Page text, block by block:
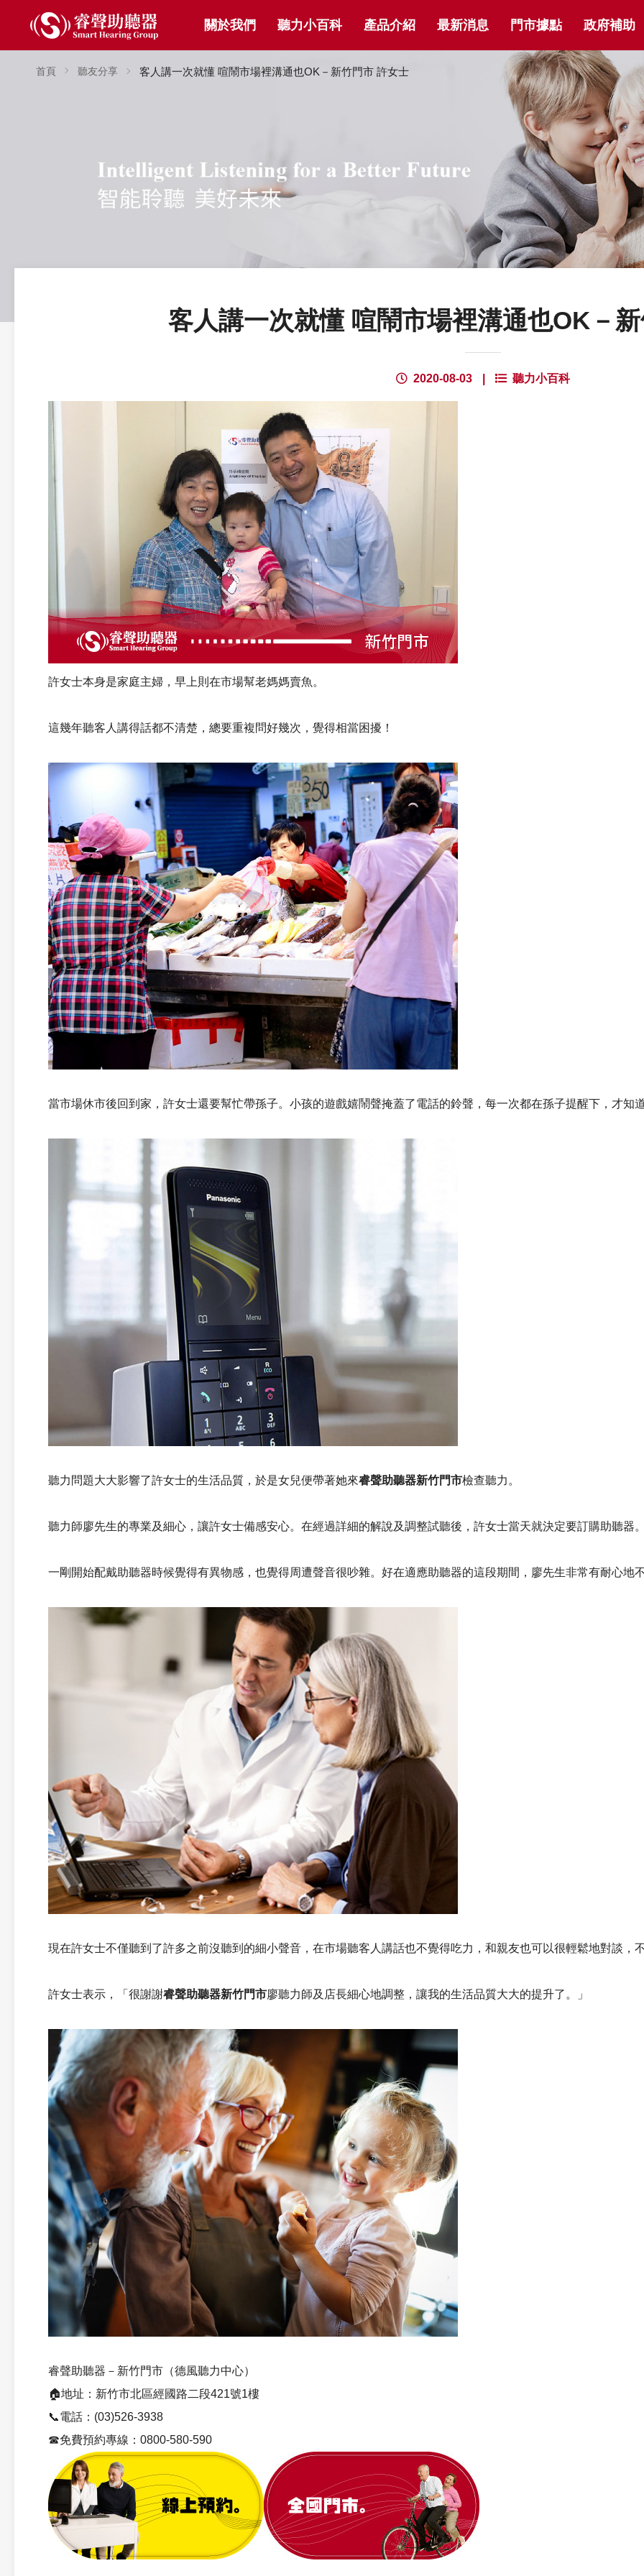
關於我們 聽力小百科 產品介紹 最新消息 門市據點 政府補助
首頁 聽友分享 客人講一次就懂 喧鬧市場裡溝通也OK－新竹門市 許女士
客人講一次就懂 喧鬧市場裡溝通也OK－
2020-08-03 聽力小百科
許女士本身是家庭主婦，早上則在市場幫老媽媽賣魚。
這幾年聽客人講得話都不清楚，總要重複問好幾次，覺得相當困擾！
當市場休市後回到家，許女士還要幫忙帶孫子。小孩的遊戲嬉鬧聲掩蓋了電話的鈴聲，每一次都在孫子提醒下，才知
聽力問題大大影響了許女士的生活品質，於是女兒便帶著她來睿聲助聽器新竹門市檢查聽力。
聽力師廖先生的專業及細心，讓許女士備感安心。在經過詳細的解說及調整試聽後，許女士當天就決定要訂購助聽器。
一剛開始配戴助聽器時候覺得有異物感，也覺得周遭聲音很吵雜。好在適應助聽器的這段期間，廖先生非常有耐心地
現在許女士不僅聽到了許多之前沒聽到的細小聲音，在市場聽客人講話也不覺得吃力，和親友也可以很輕鬆地對談，
許女士表示， 「很謝謝睿聲助聽器新竹門市廖聽力師及店長細心地調整，讓我的生活品質大大的提升了。 」
睿聲助聽器－新竹門市（德風聽力中心）
🏠地址：新竹市北區經國路二段421號1樓
📞電話：(03)526-3938
☎免費預約專線：0800-580-590